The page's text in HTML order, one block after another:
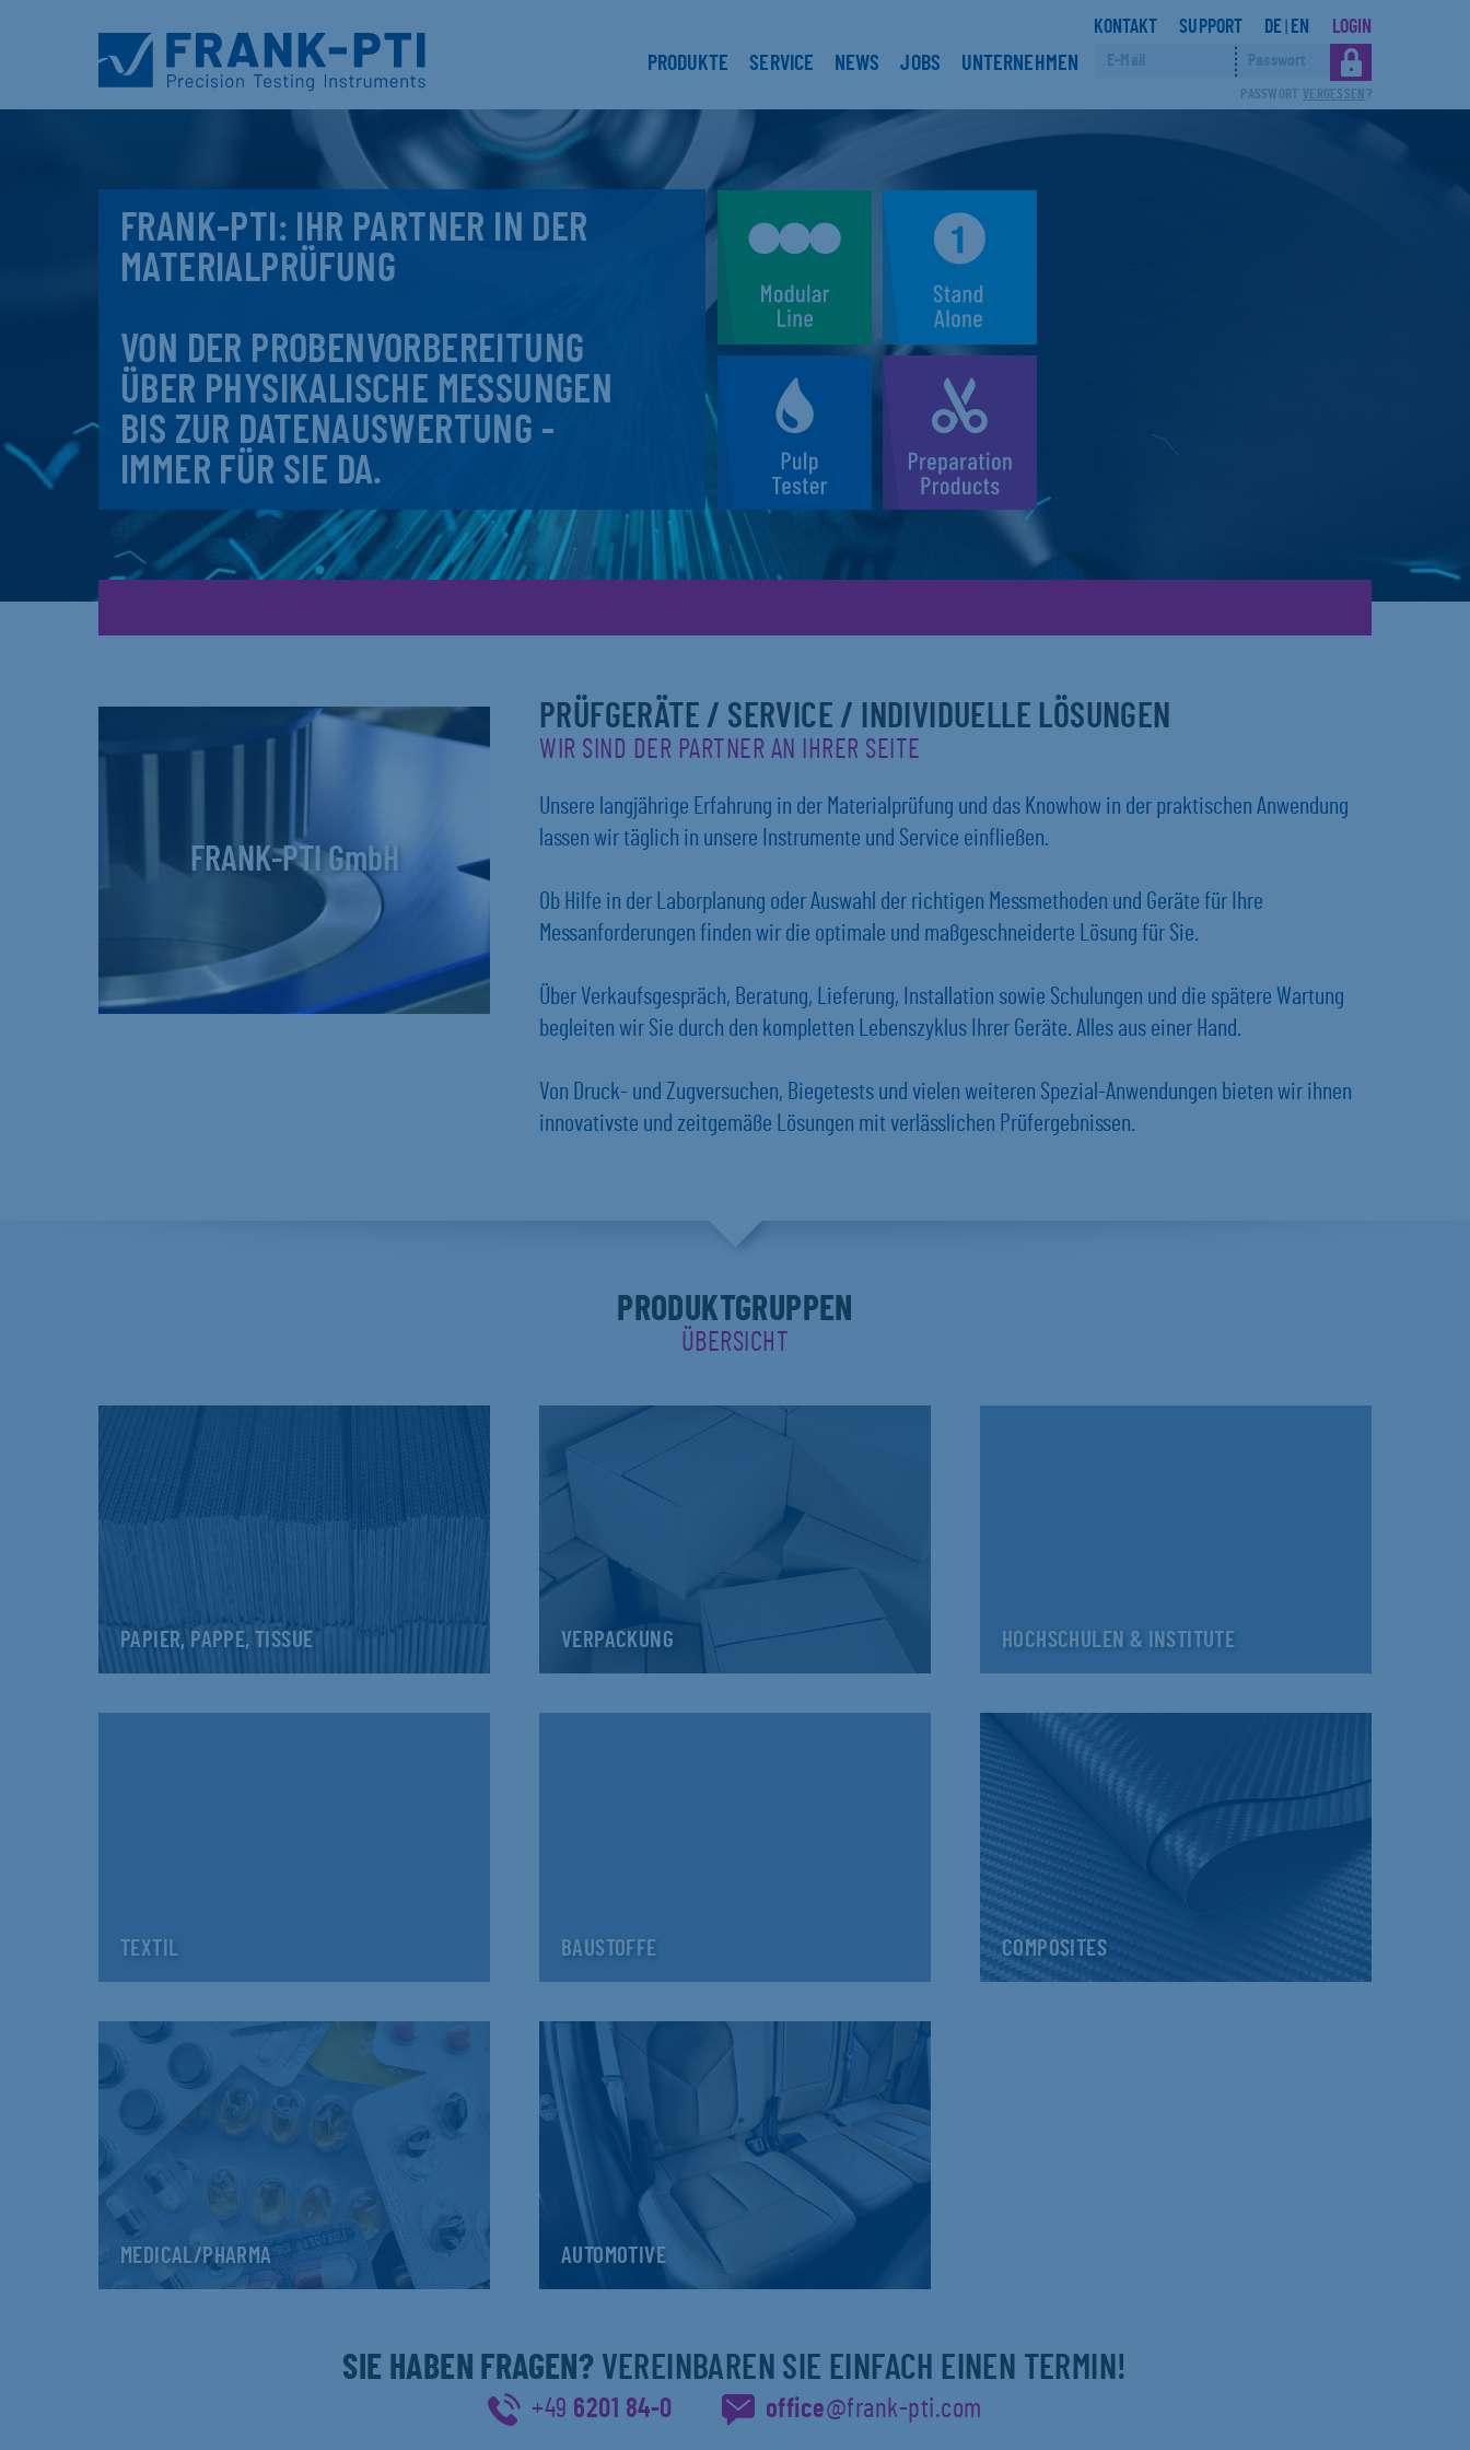
PRODUKTE SERVICE NEWS JOBS UNTERNEHMEN
PASSWORT VERGESSEN ?
KONTAKT SUPPORT DE EN LOGIN
FRANK-PTI: IHR PARTNER IN DER
MATERIALPRÜFUNG
VON DER PROBENVORBEREITUNG
ÜBER PHYSIKALISCHE MESSUNGEN
BIS ZUR DATENAUSWERTUNG -
IMMER FÜR SIE DA.
FRANK-PTI GmbH
PRÜFGERÄTE / SERVICE / INDIVIDUELLE LÖSUNGEN
WIR SIND DER PARTNER AN IHRER SEITE
Unsere langjährige Erfahrung in der Materialprüfung und das Knowhow in der praktischen Anwendung
lassen wir täglich in unsere Instrumente und Service einfließen.
Ob Hilfe in der Laborplanung oder Auswahl der richtigen Messmethoden und Geräte für Ihre
Messanforderungen finden wir die optimale und maßgeschneiderte Lösung für Sie.
Über Verkaufsgespräch, Beratung, Lieferung, Installation sowie Schulungen und die spätere Wartung
begleiten wir Sie durch den kompletten Lebenszyklus Ihrer Geräte. Alles aus einer Hand.
Von Druck- und Zugversuchen, Biegetests und vielen weiteren Spezial-Anwendungen bieten wir ihnen
innovativste und zeitgemäße Lösungen mit verlässlichen Prüfergebnissen.
PRODUKTGRUPPEN
ÜBERSICHT
PAPIER, PAPPE, TISSUE VERPACKUNG HOCHSCHULEN & INSTITUTE
TEXTIL BAUSTOFFE COMPOSITES
MEDICAL/PHARMA AUTOMOTIVE
SIE HABEN FRAGEN? VEREINBAREN SIE EINFACH EINEN TERMIN!
+49 6201 84-0 office@frank-pti.com